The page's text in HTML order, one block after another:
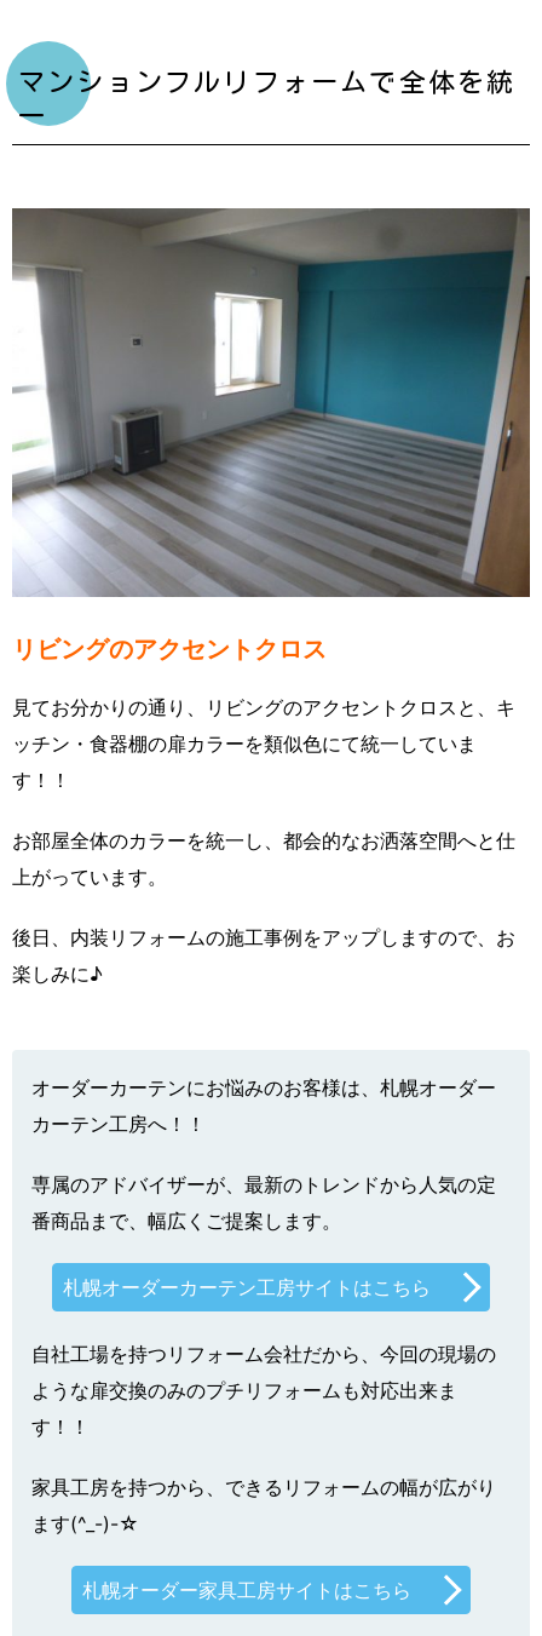
マンションフルリフォームで全体を統
一
リビングのアクセントクロス
見てお分かりの通り、リビングのアクセントクロスと、キ
ッチン・食器棚の扉カラーを類似色にて統一していま
す！！
お部屋全体のカラーを統一し、都会的なお洒落空間へと仕
上がっています。
後日、内装リフォームの施工事例をアップしますので、お
楽しみに♪
オーダーカーテンにお悩みのお客様は、札幌オーダー
カーテン工房へ！！
専属のアドバイザーが、最新のトレンドから人気の定
番商品まで、幅広くご提案します。
札幌オーダーカーテン工房サイトはこちら
自社工場を持つリフォーム会社だから、今回の現場の
ような扉交換のみのプチリフォームも対応出来ま
す！！
家具工房を持つから、できるリフォームの幅が広がり
ます(^_-)-☆
札幌オーダー家具工房サイトはこちら